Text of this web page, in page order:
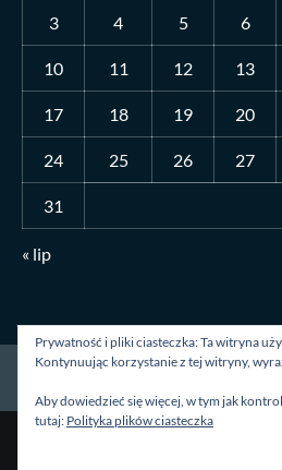
3 4 5 6
10 11 12 13
17 18 19 20
24 25 26 27
31
« lip
Strona główna O mnie
Prywatność i pliki ciasteczka: Ta witryna
Kontynuując korzystanie z tej witryny,
Aby dowiedzieć się więcej, w tym jak
tutaj: Polityka plików ciasteczka